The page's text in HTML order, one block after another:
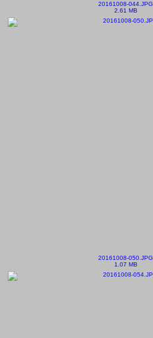
20161008-044.JPG
2.61 MB
20161008-050.JPG
1.07 MB